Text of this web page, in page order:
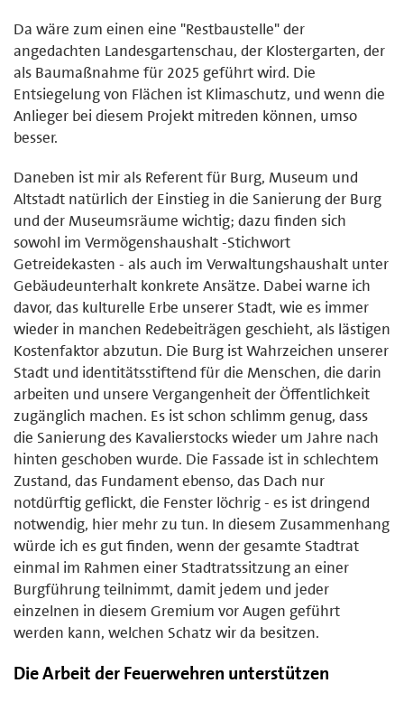
Da wäre zum einen eine "Restbaustelle" der
angedachten Landesgartenschau, der Klostergarten, der
als Baumaßnahme für 2025 geführt wird. Die
Entsiegelung von Flächen ist Klimaschutz, und wenn die
Anlieger bei diesem Projekt mitreden können, umso
besser.
Daneben ist mir als Referent für Burg, Museum und
Altstadt natürlich der Einstieg in die Sanierung der Burg
und der Museumsräume wichtig; dazu finden sich
sowohl im Vermögenshaushalt -Stichwort
Getreidekasten - als auch im Verwaltungshaushalt unter
Gebäudeunterhalt konkrete Ansätze. Dabei warne ich
davor, das kulturelle Erbe unserer Stadt, wie es immer
wieder in manchen Redebeiträgen geschieht, als lästigen
Kostenfaktor abzutun. Die Burg ist Wahrzeichen unserer
Stadt und identitätsstiftend für die Menschen, die darin
arbeiten und unsere Vergangenheit der Öffentlichkeit
zugänglich machen. Es ist schon schlimm genug, dass
die Sanierung des Kavalierstocks wieder um Jahre nach
hinten geschoben wurde. Die Fassade ist in schlechtem
Zustand, das Fundament ebenso, das Dach nur
notdürftig geflickt, die Fenster löchrig - es ist dringend
notwendig, hier mehr zu tun. In diesem Zusammenhang
würde ich es gut finden, wenn der gesamte Stadtrat
einmal im Rahmen einer Stadtratssitzung an einer
Burgführung teilnimmt, damit jedem und jeder
einzelnen in diesem Gremium vor Augen geführt
werden kann, welchen Schatz wir da besitzen.
Die Arbeit der Feuerwehren unterstützen